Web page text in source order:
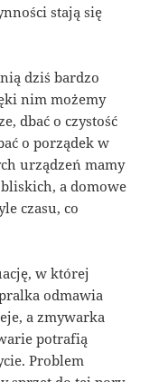
stają się
dziś bardzo
nim możemy
dbać o czystość
o porządek w
urządzeń mamy
a domowe
czasu, co
w której
odmawia
a zmywarka
potrafią
Problem